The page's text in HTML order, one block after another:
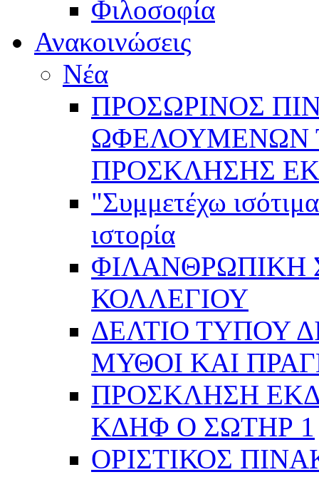
Φιλοσοφία
Ανακοινώσεις
Νέα
ΠΡΟΣΩΡΙΝΟΣ
ΩΦΕΛΟΥΜΕΝΩΝ
ΠΡΟΣΚΛΗΣΗΣ
"Συμμετέχω
ιστορία
ΦΙΛΑΝΘΡΩΠΙΚΗ
ΚΟΛΛΕΓΙΟΥ
ΔΕΛΤΙΟ ΤΥΠΟΥ
ΜΥΘΟΙ ΚΑΙ
ΠΡΟΣΚΛΗΣΗ
ΚΔΗΦ Ο ΣΩΤΗΡ 1
ΟΡΙΣΤΙΚΟΣ